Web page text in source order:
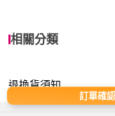
適用於 廚房
相關分類
退換貨須知
訂單確